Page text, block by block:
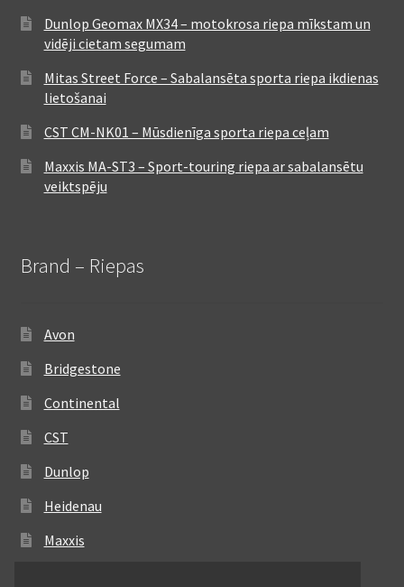
Dunlop Geomax MX34 – motokrosa riepa mīkstam un
vidēji cietam segumam
Mitas Street Force – Sabalansēta sporta riepa ikdienas
lietošanai
CST CM-NK01 – Mūsdienīga sporta riepa ceļam
Maxxis MA-ST3 – Sport-touring riepa ar sabalansētu
veiktspēju
Brand – Riepas
Avon
Bridgestone
Continental
CST
Dunlop
Heidenau
Maxxis